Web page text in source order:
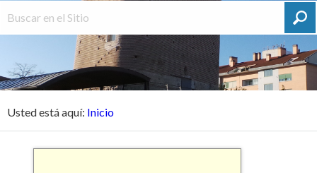
Usted está aquí: Inicio